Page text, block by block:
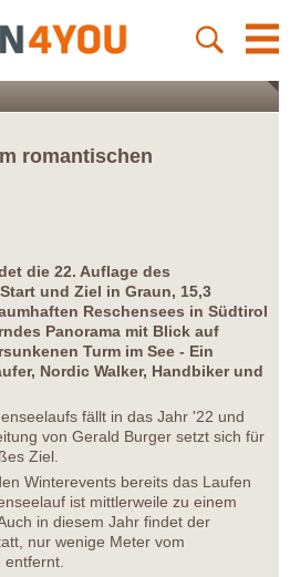
romantischen
die 22. Auflage des
und Ziel in Graun, 15,3
Reschensees in Südtirol
Panorama mit Blick auf
Turm im See - Ein
Nordic Walker, Handbiker und
fällt in das Jahr '22 und
von Gerald Burger setzt sich für
Ziel.
Winterevents bereits das Laufen
ist mittlerweile zu einem
in diesem Jahr findet der
nur wenige Meter vom
entfernt.